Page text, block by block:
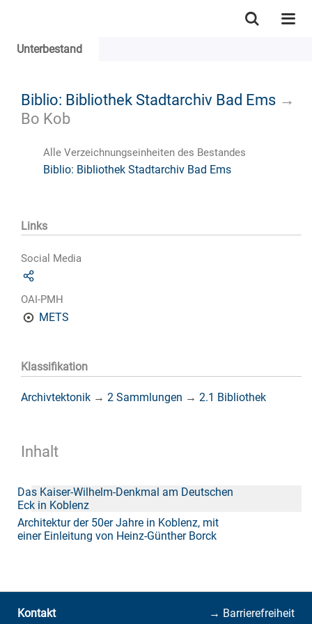
Unterbestand
Biblio: Bibliothek Stadtarchiv Bad Ems →
Bo Kob
Alle Verzeichnungseinheiten des Bestandes
Biblio: Bibliothek Stadtarchiv Bad Ems
Links
Social Media
OAI-PMH
METS
Klassifikation
Archivtektonik → 2 Sammlungen → 2.1 Bibliothek
Inhalt
Das Kaiser-Wilhelm-Denkmal am Deutschen
Eck in Koblenz
Architektur der 50er Jahre in Koblenz, mit
einer Einleitung von Heinz-Günther Borck
→ Barrierefreiheit
Kontakt